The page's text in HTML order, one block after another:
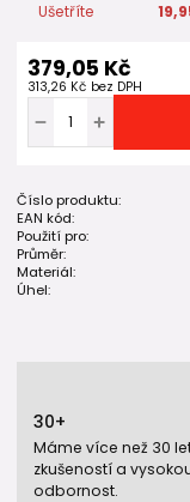
Ušetříte
379,05 Kč
313,26 Kč bez DPH
Číslo produktu:
EAN kód:
Použití pro:
Průměr:
Materiál:
Úhel:
30+
Máme více než 30
zkušeností a
odbornost.